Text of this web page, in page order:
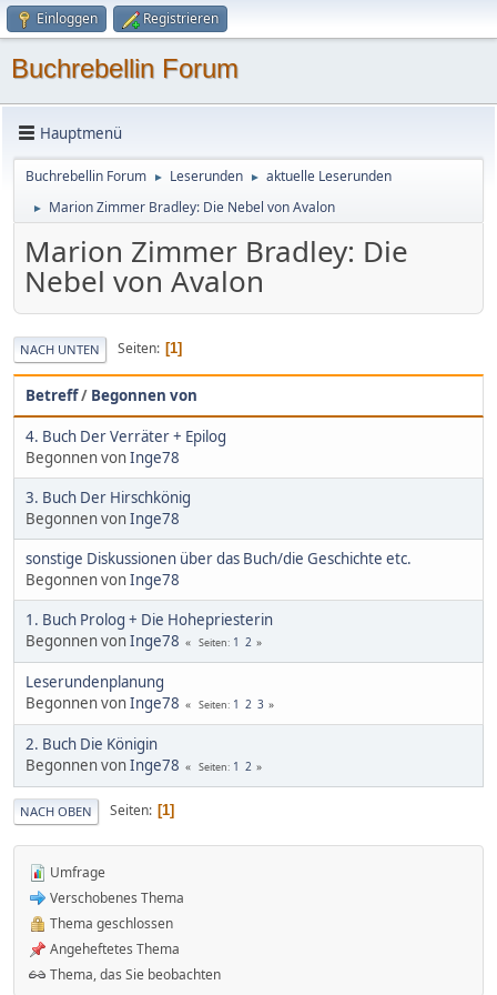
Einloggen Registrieren
Buchrebellin Forum
Hauptmenü
Buchrebellin Forum ► Leserunden ► aktuelle Leserunden
► Marion Zimmer Bradley: Die Nebel von Avalon
Marion Zimmer Bradley: Die
Nebel von Avalon
NACH UNTEN Seiten 1
Betreff/ Begonnen von
4. Buch Der Verräter + Epilog
Begonnen vonInge78
3. Buch Der Hirschkönig
Begonnen vonInge78
sonstige Diskussionen über das Buch/die Geschichte etc.
Begonnen vonInge78
1. Buch Prolog + Die Hohepriesterin
Begonnen vonInge78 Seiten 1 2
Leserundenplanung
Begonnen vonInge78 Seiten 1 2 3
2. Buch Die Königin
Begonnen vonInge78 Seiten 1 2
NACH OBEN Seiten 1
Umfrage
Verschobenes Thema
Thema geschlossen
Angeheftetes Thema
Thema, das Sie beobachten